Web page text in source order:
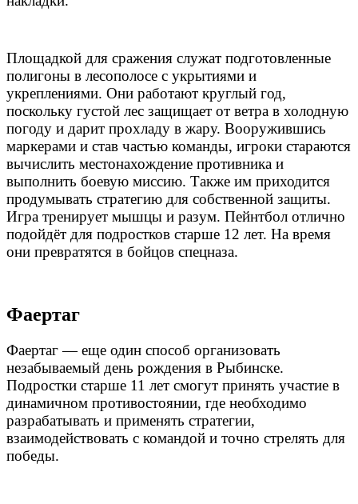
Площадкой для сражения служат подготовленные
полигоны в лесополосе с укрытиями и
укреплениями. Они работают круглый год,
поскольку густой лес защищает от ветра в холодную
погоду и дарит прохладу в жару. Вооружившись
маркерами и став частью команды, игроки стараются
вычислить местонахождение противника и
выполнить боевую миссию. Также им приходится
продумывать стратегию для собственной защиты.
Игра тренирует мышцы и разум. Пейнтбол отлично
подойдёт для подростков старше 12 лет. На время
они превратятся в бойцов спецназа.
Фаертаг
Фаертаг — еще один способ организовать
незабываемый день рождения в Рыбинске.
Подростки старше 11 лет смогут принять участие в
динамичном противостоянии, где необходимо
разрабатывать и применять стратегии,
взаимодействовать с командой и точно стрелять для
победы.